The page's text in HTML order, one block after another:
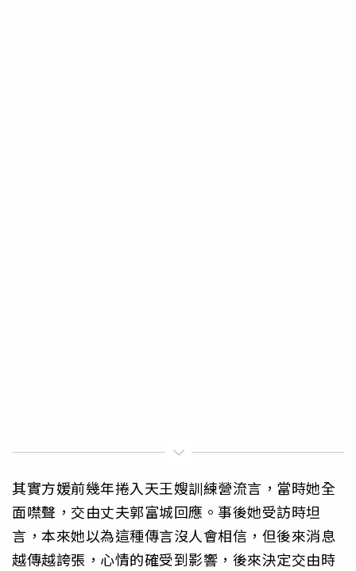
其實方媛前幾年捲入天王嫂訓練營流言，當時她全
面噤聲，交由丈夫郭富城回應。事後她受訪時坦
言，本來她以為這種傳言沒人會相信，但後來消息
越傳越誇張，心情的確受到影響，後來決定交由時